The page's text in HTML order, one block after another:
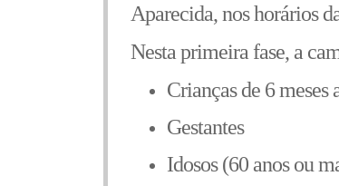
Aparecida, nos horários
Nesta primeira fase, a
Crianças de 6 meses
Gestantes
Idosos (60 anos ou